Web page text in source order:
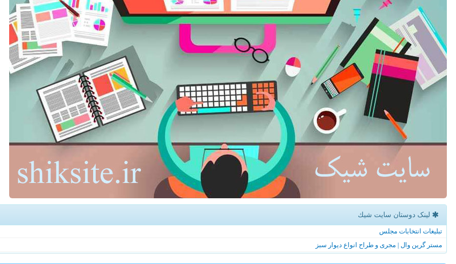
لینک دوستان سایت شیك
تبلیغات انتخابات مجلس
مستر گرین وال | مجری و طراح انواع دیوار سبز